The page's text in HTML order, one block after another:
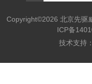
Copyright©2026 北京先
ICP备
技术支持：